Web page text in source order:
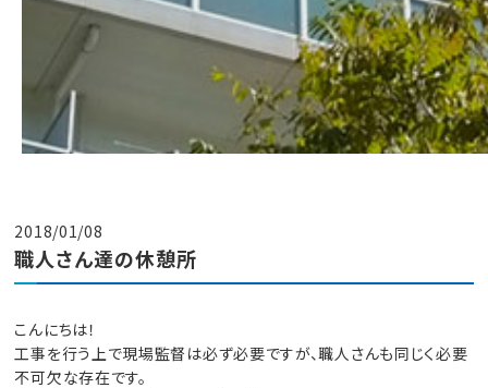
2018/01/08
職人さん達の休憩所
こんにちは！
工事を行う上で現場監督は必ず必要ですが、職人さんも同じく必要
不可欠な存在です。